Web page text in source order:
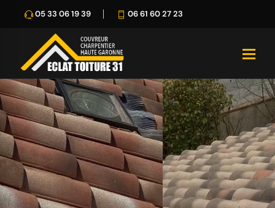
05 33 06 19 39 06 61 60 27 23